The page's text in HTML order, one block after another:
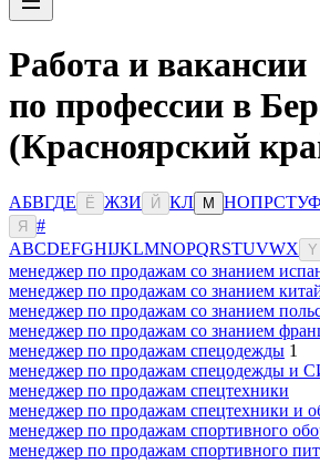
Работа и вакансии
по профессии в
(Красноярский
АБВГДЕ Ё ЖЗИ Й КЛ М НОПРСТУФ
Я
#
ABCDEFGHIJKLMNOPQRSTUVWX Y
менеджер по продажам со знанием
менеджер по продажам со знанием
менеджер по продажам со знанием
менеджер по продажам со знанием
менеджер по продажам спецодежды 1
менеджер по продажам спецодежды и
менеджер по продажам спецтехники
менеджер по продажам спецтехники и
менеджер по продажам спортивного
менеджер по продажам спортивного